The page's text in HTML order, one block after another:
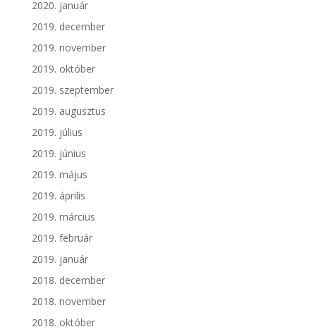
2020. január
2019. december
2019. november
2019. október
2019. szeptember
2019. augusztus
2019. július
2019. június
2019. május
2019. április
2019. március
2019. február
2019. január
2018. december
2018. november
2018. október